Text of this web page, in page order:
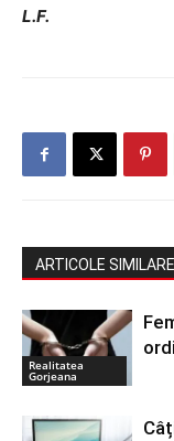
L.F.
ARTICOLE SIMILARE
Realitatea
Gorjeana